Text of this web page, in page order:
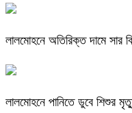
লালমোহনে অতিরিক্ত দামে সার
লালমোহনে পানিতে ডুবে শিশুর